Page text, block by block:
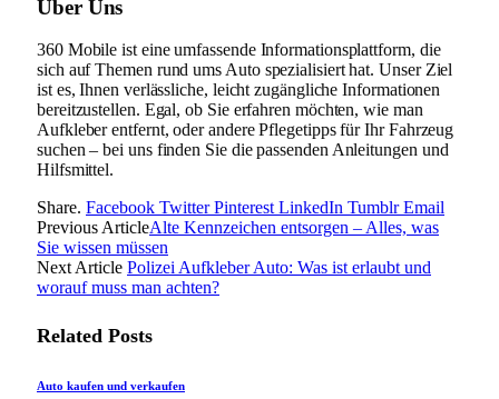
Über Uns
360 Mobile ist eine umfassende Informationsplattform, die
sich auf Themen rund ums Auto spezialisiert hat. Unser Ziel
ist es, Ihnen verlässliche, leicht zugängliche Informationen
bereitzustellen. Egal, ob Sie erfahren möchten, wie man
Aufkleber entfernt, oder andere Pflegetipps für Ihr Fahrzeug
suchen – bei uns finden Sie die passenden Anleitungen und
Hilfsmittel.
Share. Facebook Twitter Pinterest LinkedIn Tumblr Email
Previous ArticleAlte Kennzeichen entsorgen – Alles, was
Sie wissen müssen
Next Article Polizei Aufkleber Auto: Was ist erlaubt und
worauf muss man achten?
Related Posts
Auto kaufen und verkaufen